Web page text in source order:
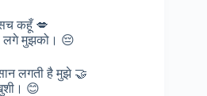
सच कहूँ 💋
लगे मुझको। 😔
लगती है मुझे 🤝
😊